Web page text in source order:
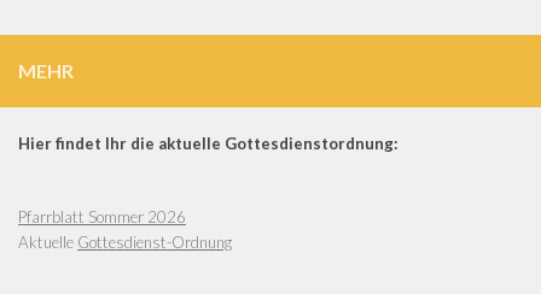
MEHR
Hier findet Ihr die aktuelle Gottesdienstordnung:
Pfarrblatt Sommer 2026
Aktuelle Gottesdienst-Ordnung